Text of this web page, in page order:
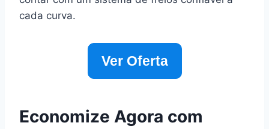
cada curva.
Ver Oferta
Economize Agora com